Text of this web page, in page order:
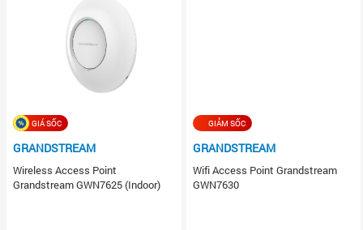
GIÁ SỐC
GRANDSTREAM
Wireless Access Point
Grandstream GWN7625 (Indoor)
GIẢM SỐC
GRANDSTREAM
Wifi Access Point Grandstream
GWN7630